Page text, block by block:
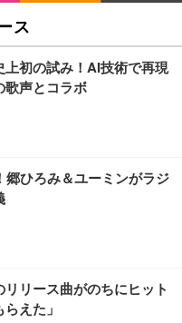
ス
初の試み！AI技術で再現
歌声とコラボ
郷ひろみ＆ユーミンがラジ
リース曲がのちにヒット
えた」